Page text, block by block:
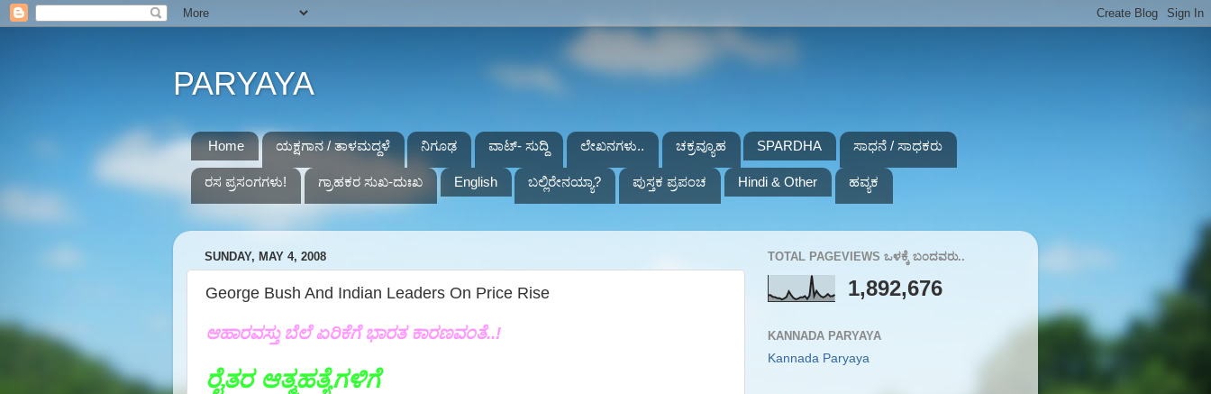
PARYAYA
Home ಯಕ್ಷಗಾನ / ತಾಳಮದ್ದಳೆ ನಿಗೂಢ ವಾಟ್- ಸುದ್ದಿ ಲೇಖನಗಳು.. ಚಕ್ರವ್ಯೂಹ SPARDHA ಸಾಧನೆ / ಸಾಧಕರು
ರಸ ಪ್ರಸಂಗಗಳು! ಗ್ರಾಹಕರ ಸುಖ-ದುಃಖ English ಬಲ್ಲಿರೇನಯ್ಯಾ? ಪುಸ್ತಕ ಪ್ರಪಂಚ Hindi & Other ಹವ್ಯಕ
SUNDAY, MAY 4, 2008
George Bush And Indian Leaders On Price Rise
ಆಹಾರವಸ್ತು ಬೆಲೆ ಏರಿಕೆಗೆ ಭಾರತ ಕಾರಣವಂತೆ..!
ರೈತರ ಆತ್ಮಹತ್ಯೆಗಳಿಗೆ
TOTAL PAGEVIEWS ಒಳಕ್ಕೆ ಬಂದವರು..
1,892,676
KANNADA PARYAYA
Kannada Paryaya